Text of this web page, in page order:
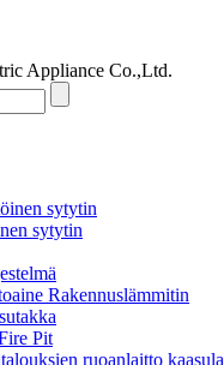
Appliance Co.,Ltd.
sytytin
sytytin
Rakennuslämmitin
Pit
ruoanlaitto